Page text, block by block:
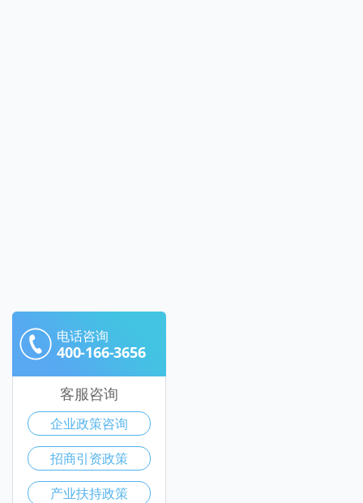
电话咨询
400-166-3656
客服咨询
企业政策咨询
招商引资政策
产业扶持政策